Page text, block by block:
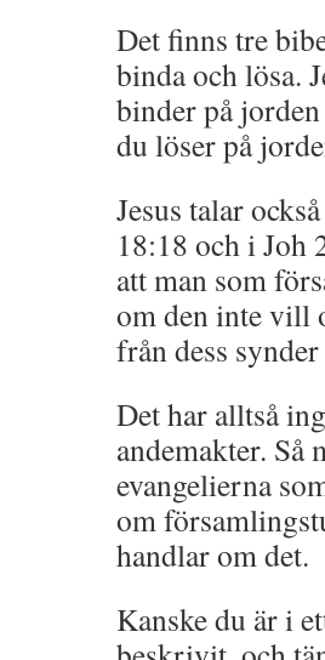
Det finns tre
binda och lösa.
binder på
du löser på
Jesus talar
18:18 och i Joh
att man som
om den inte vill
från dess
Det har alltså
andemakter. Så
evangelierna
om
handlar om det.
Kanske du är i